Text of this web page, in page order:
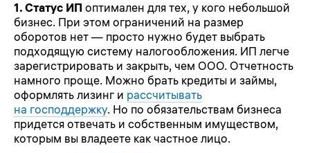
1. Статус ИП оптимален для тех, у кого небольшой
бизнес. При этом ограничений на размер
оборотов нет — просто нужно будет выбрать
подходящую систему налогообложения. ИП легче
зарегистрировать и закрыть, чем ООО. Отчетность
намного проще. Можно брать кредиты и займы,
оформлять лизинг и рассчитывать
на господдержку. Но по обязательствам бизнеса
придется отвечать и собственным имуществом,
которым вы владеете как частное лицо.